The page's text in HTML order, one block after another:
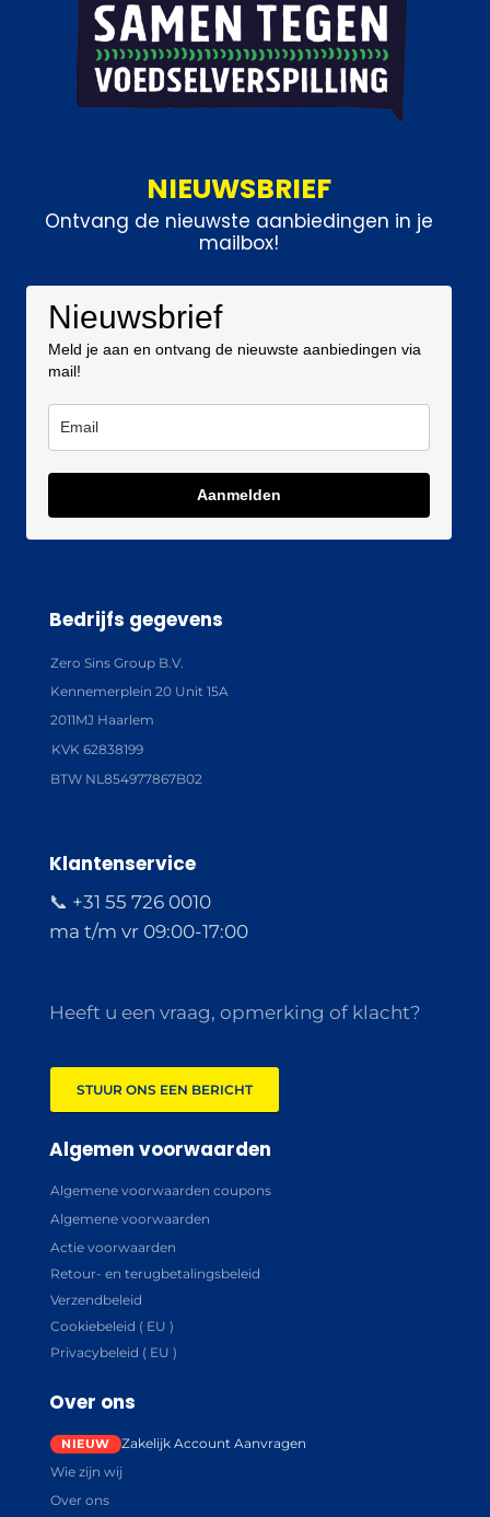
NIEUWSBRIEF
Ontvang de nieuwste aanbiedingen in je
mailbox!
Nieuwsbrief
Meld je aan en ontvang de nieuwste aanbiedingen via
mail!
Aanmelden
Bedrijfs gegevens
Zero Sins Group B.V.
Kennemerplein 20 Unit 15A
2011MJ Haarlem
KVK 62838199
BTW NL854977867B02
Klantenservice
📞 +31 55 726 0010
ma t/m vr 09:00-17:00
Heeft u een vraag, opmerking of klacht?
STUUR ONS EEN BERICHT
Algemen voorwaarden
Algemene voorwaarden coupons
Algemene voorwaarden
Actie voorwaarden
Retour- en terugbetalingsbeleid
Verzendbeleid
Cookiebeleid ( EU )
Privacybeleid ( EU )
Over ons
Zakelijk Account Aanvragen
Wie zijn wij
Over ons